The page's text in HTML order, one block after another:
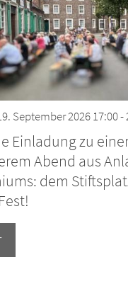
September 2026 17:00 -
Einladung zu
Abend aus
dem